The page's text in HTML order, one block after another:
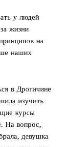
у людей
жизни
на
наших
в Дрогичине
изучить
курсы
На вопрос,
девушка